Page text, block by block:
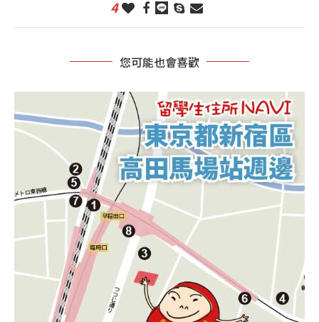
4
您可能也會喜歡